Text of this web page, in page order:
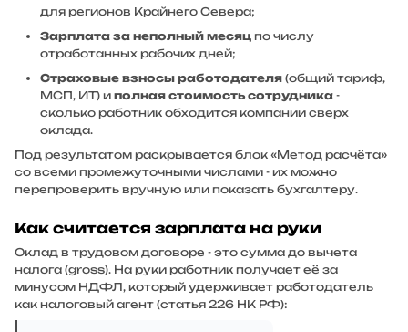
для регионов Крайнего Севера;
Зарплата за неполный месяц по числу
отработанных рабочих дней;
Страховые взносы работодателя (общий тариф,
МСП, ИТ) и полная стоимость сотрудника -
сколько работник обходится компании сверх
оклада.
Под результатом раскрывается блок «Метод расчёта»
со всеми промежуточными числами - их можно
перепроверить вручную или показать бухгалтеру.
Как считается зарплата на руки
Оклад в трудовом договоре - это сумма до вычета
налога (gross). На руки работник получает её за
минусом НДФЛ, который удерживает работодатель
как налоговый агент (статья 226 НК РФ):